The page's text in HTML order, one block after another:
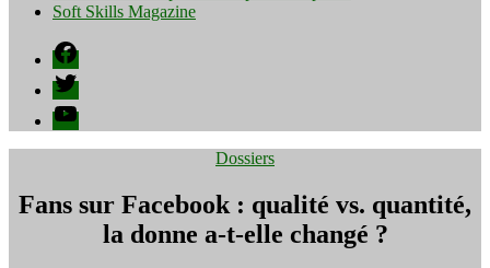
Soft Skills Magazine
Facebook
Twitter
YouTube
Catégories
Dossiers
Fans sur Facebook : qualité vs. quantité,
la donne a-t-elle changé ?